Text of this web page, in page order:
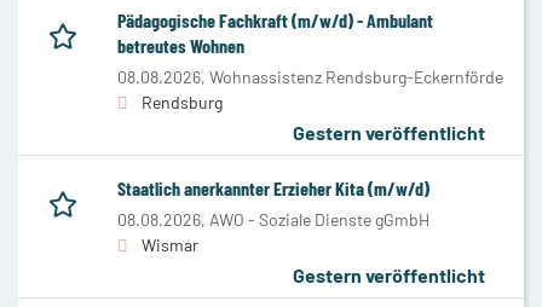
Pädagogische Fachkraft (m/w/d) - Ambulant
betreutes Wohnen
08.08.2026, Wohnassistenz Rendsburg-Eckernförde
Rendsburg
Gestern veröffentlicht
Staatlich anerkannter Erzieher Kita (m/w/d)
08.08.2026, AWO - Soziale Dienste gGmbH
Wismar
Gestern veröffentlicht